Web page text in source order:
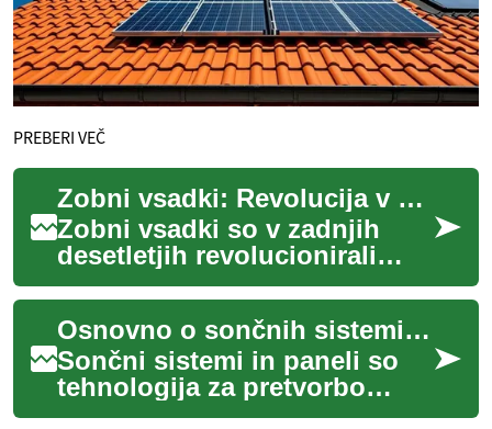
PREBERI VEČ
Zobni vsadki: Revolucija v zobozdravstvu
Zobni vsadki so v zadnjih
desetletjih revolucionirali
področje zobozdravstva in
postali priljubljena rešitev za
nadom...
Osnovno o sončnih sistemih in panelih za dom in podjetja
Sončni sistemi in paneli so
tehnologija za pretvorbo
sončne svetlobe v električno